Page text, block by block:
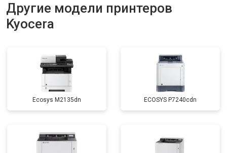
Другие модели принтеров
Kyocera
Ecosys M2135dn ECOSYS P7240cdn